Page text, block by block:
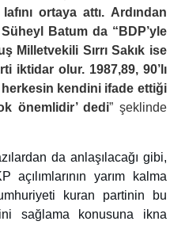
ortaya attı. Ardından
Batum da “BDP’yle
Milletvekili Sırrı Sakık ise
iktidar olur. 1987,89, 90’lı
kendini ifade ettiği
önemlidir’ dedi” şeklinde
da anlaşılacağı gibi,
yarım kalma
kuran partinin bu
sağlama konusuna ikna